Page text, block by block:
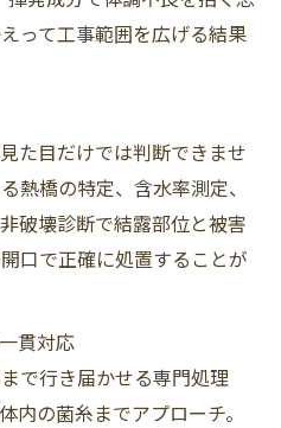
って工事範囲を広げる結果
た目だけでは判断できませ
熱橋の特定、含水率測定、
破壊診断で結露部位と被害
口で正確に処置することが
貫対応
で行き届かせる専門処理
内の菌糸までアプローチ。